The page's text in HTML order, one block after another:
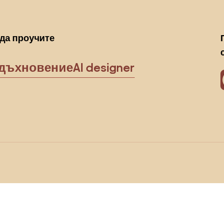
проучите
AI designer